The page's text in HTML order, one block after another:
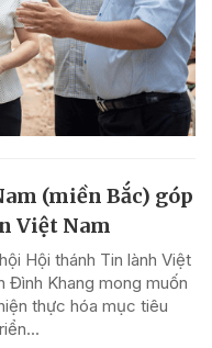
(miền Bắc) góp
Việt Nam
Hội thánh Tin lành Việt
Đình Khang mong muốn
thực hóa mục tiêu